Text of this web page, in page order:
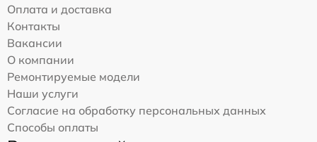
Оплата и доставка
Контакты
Вакансии
О компании
Ремонтируемые модели
Наши услуги
Согласие на обработку персональных данных
Способы оплаты